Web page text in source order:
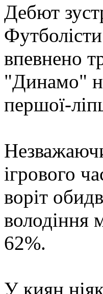
Дебют
впевнено
"Динамо"
першої-
ігрового
воріт
володіння
62%.
У киян